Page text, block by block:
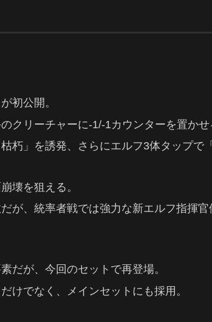
初公開。
クリーチャーに-1/-1カウンターを置かせ
朽」を誘発、さらにエルフ3体タップで
壊を狙える。
が、統率者戦では強力な新エルフ指揮官
だが、今回のセットで再登場。
けでなく、メインセットにも採用。